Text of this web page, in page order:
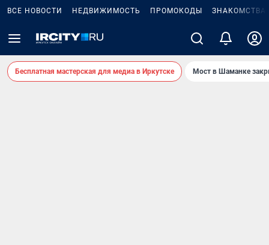
ВСЕ НОВОСТИ НЕДВИЖИМОСТЬ ПРОМОКОДЫ ЗНАКОМСТВА
Бесплатная мастерская для медиа в Иркутске Мост в Шаманке